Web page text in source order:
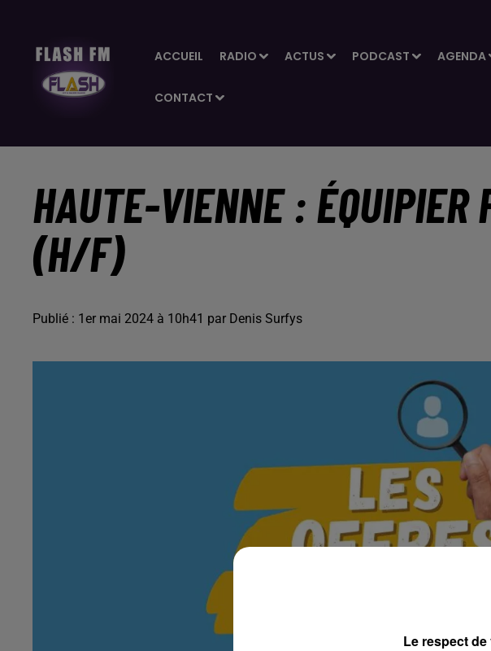
ACCUEIL RADIO ACTUS PODCAST AGENDA
CONTACT
HAUTE-VIENNE : ÉQUIPIER
(H/F)
Publié : 1er mai 2024 à 10h41 par Denis Surfys
Le respect